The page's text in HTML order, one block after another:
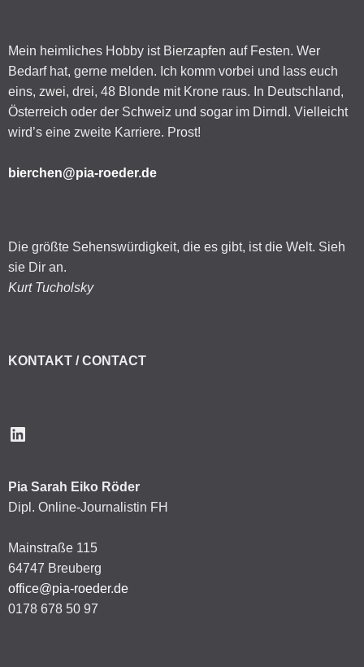
Mein heimliches Hobby ist Bierzapfen auf Festen. Wer
Bedarf hat, gerne melden. Ich komm vorbei und lass euch
eins, zwei, drei, 48 Blonde mit Krone raus. In Deutschland,
Österreich oder der Schweiz und sogar im Dirndl. Vielleicht
wird’s eine zweite Karriere. Prost!
bierchen@pia-roeder.de
Die größte Sehenswürdigkeit, die es gibt, ist die Welt. Sieh
sie Dir an.
Kurt Tucholsky
KONTAKT / CONTACT
LinkedIn
Pia Sarah Eiko Röder
Dipl. Online-Journalistin FH
Mainstraße 115
64747 Breuberg
office@pia-roeder.de
0178 678 50 97